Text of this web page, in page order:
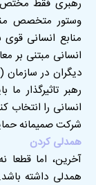
رهبری فقط مختص
وستور متخصص
منابع انسانی
انسانی مبتنی بر
دیگران در
رهبر تاثیرگذار
انسانی را انتخاب
شرکت صمیمانه
همدلی کردن
آخرین، اما
همدلی داشته